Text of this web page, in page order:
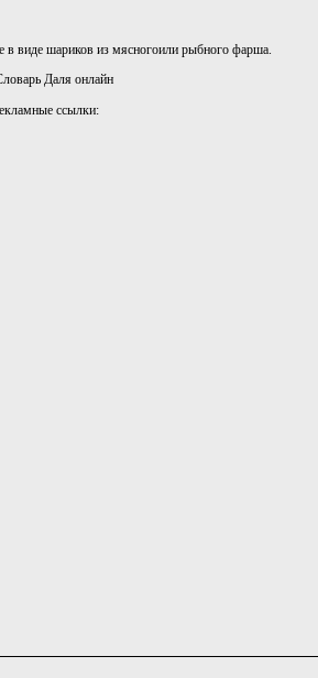
шариков из мясногоили рыбного фарша.
ссылки: